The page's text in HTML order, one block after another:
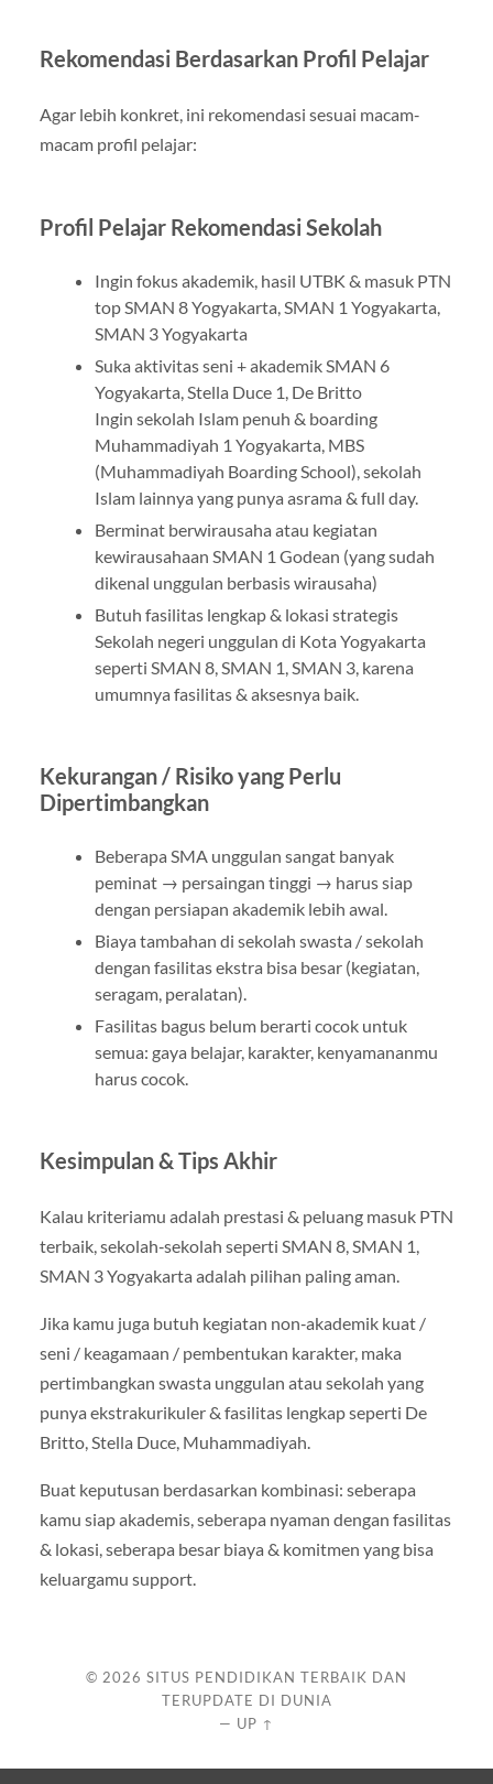
Rekomendasi Berdasarkan Profil Pelajar
Agar lebih konkret, ini rekomendasi sesuai macam‐
macam profil pelajar:
Profil Pelajar Rekomendasi Sekolah
Ingin fokus akademik, hasil UTBK & masuk PTN
top SMAN 8 Yogyakarta, SMAN 1 Yogyakarta,
SMAN 3 Yogyakarta
Suka aktivitas seni + akademik SMAN 6
Yogyakarta, Stella Duce 1, De Britto
Ingin sekolah Islam penuh & boarding
Muhammadiyah 1 Yogyakarta, MBS
(Muhammadiyah Boarding School), sekolah
Islam lainnya yang punya asrama & full day.
Berminat berwirausaha atau kegiatan
kewirausahaan SMAN 1 Godean (yang sudah
dikenal unggulan berbasis wirausaha)
Butuh fasilitas lengkap & lokasi strategis
Sekolah negeri unggulan di Kota Yogyakarta
seperti SMAN 8, SMAN 1, SMAN 3, karena
umumnya fasilitas & aksesnya baik.
Kekurangan / Risiko yang Perlu
Dipertimbangkan
Beberapa SMA unggulan sangat banyak
peminat → persaingan tinggi → harus siap
dengan persiapan akademik lebih awal.
Biaya tambahan di sekolah swasta / sekolah
dengan fasilitas ekstra bisa besar (kegiatan,
seragam, peralatan).
Fasilitas bagus belum berarti cocok untuk
semua: gaya belajar, karakter, kenyamananmu
harus cocok.
Kesimpulan & Tips Akhir
Kalau kriteriamu adalah prestasi & peluang masuk PTN
terbaik, sekolah‐sekolah seperti SMAN 8, SMAN 1,
SMAN 3 Yogyakarta adalah pilihan paling aman.
Jika kamu juga butuh kegiatan non‐akademik kuat /
seni / keagamaan / pembentukan karakter, maka
pertimbangkan swasta unggulan atau sekolah yang
punya ekstrakurikuler & fasilitas lengkap seperti De
Britto, Stella Duce, Muhammadiyah.
Buat keputusan berdasarkan kombinasi: seberapa
kamu siap akademis, seberapa nyaman dengan fasilitas
& lokasi, seberapa besar biaya & komitmen yang bisa
keluargamu support.
© 2026 SITUS PENDIDIKAN TERBAIK DAN
TERUPDATE DI DUNIA
— UP ↑